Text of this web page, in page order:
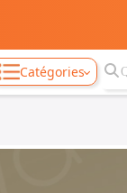
Catégories